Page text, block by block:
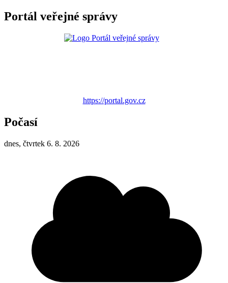
Portál veřejné správy
https://portal.gov.cz
Počasí
dnes, čtvrtek 6. 8. 2026